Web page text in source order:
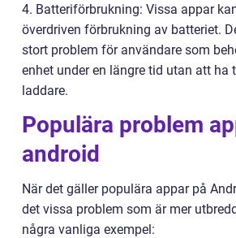
4. Batteriförbrukning: Vissa appar
överdriven förbrukning av batteriet.
stort problem för användare som
enhet under en längre tid utan att ha
laddare.
Populära problem
android
När det gäller populära appar på
det vissa problem som är mer
några vanliga exempel: